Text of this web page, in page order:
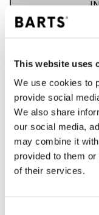
This website uses
We use cookies to
provide social
We also share
our social media,
may combine it
provided to them
of their services.
worden
Gratis
NL
Binnen 30
BESCHRIJVING
100% polyester